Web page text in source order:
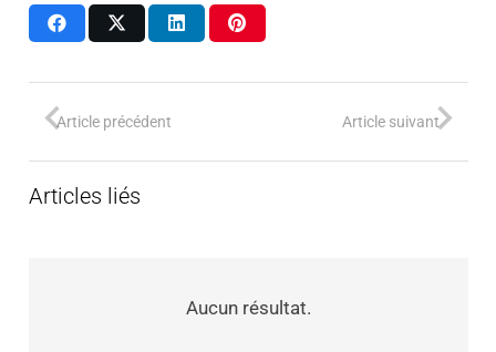
Article précédent Article suivant
Articles liés
Aucun résultat.